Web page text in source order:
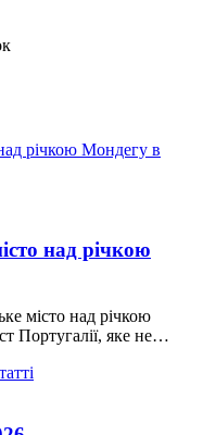
над річкою
місто над річкою
Португалії, яке не…